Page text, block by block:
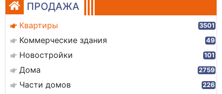
ПРОДАЖА
Квартиры 3501
Коммерческие здания 49
Новостройки 101
Дома 2759
Части домов 226